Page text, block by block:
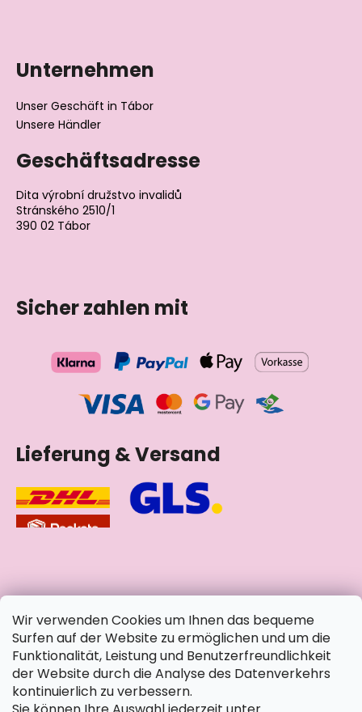
Wir verwenden Cookies um Ihnen das bequeme
Surfen auf der Website zu ermöglichen und um die
Funktionalität, Leistung und Benutzerfreundlichkeit
der Website durch die Analyse des Datenverkehrs
kontinuierlich zu verbessern.
Unternehmen
Unser Geschäft in Tábor
Unsere Händler
Geschäftsadresse
Dita výrobní družstvo invalidů
Stránského 2510/1
390 02 Tábor
Sicher zahlen mit
Lieferung & Versand
soziale Netzwerke